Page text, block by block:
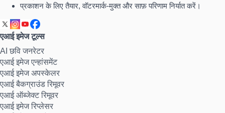
प्रकाशन के लिए तैयार, वॉटरमार्क-मुक्त और साफ़ परिणाम निर्यात करें।
एआई इमेज टूल्स
AI छवि जनरेटर
एआई इमेज एन्हांसमेंट
एआई इमेज अपस्केलर
एआई बैकग्राउंड रिमूवर
एआई ऑब्जेक्ट रिमूवर
एआई इमेज रिप्लेसर